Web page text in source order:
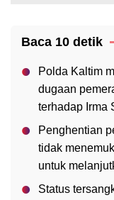
Baca 10 detik
Polda Kaltim
dugaan
terhadap Irma
Penghentian
tidak
untuk
Status